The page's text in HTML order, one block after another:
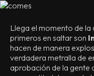
Llega el momento de la
primeros en saltar son
hacen de manera
verdadera metralla de
aprobación de la gente